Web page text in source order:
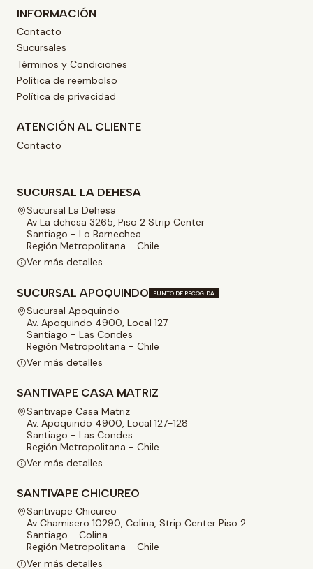
INFORMACIÓN
Contacto
Sucursales
Términos y Condiciones
Política de reembolso
Política de privacidad
ATENCIÓN AL CLIENTE
Contacto
SUCURSAL LA DEHESA
Sucursal La Dehesa
Av La dehesa 3265, Piso 2 Strip Center
Santiago - Lo Barnechea
Región Metropolitana - Chile
Ver más detalles
SUCURSAL APOQUINDO PUNTO DE RECOGIDA
Sucursal Apoquindo
Av. Apoquindo 4900, Local 127
Santiago - Las Condes
Región Metropolitana - Chile
Ver más detalles
SANTIVAPE CASA MATRIZ
Santivape Casa Matriz
Av. Apoquindo 4900, Local 127-128
Santiago - Las Condes
Región Metropolitana - Chile
Ver más detalles
SANTIVAPE CHICUREO
Santivape Chicureo
Av Chamisero 10290, Colina, Strip Center Piso 2
Santiago - Colina
Región Metropolitana - Chile
Ver más detalles